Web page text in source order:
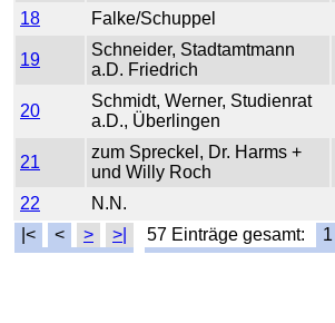
18 Falke/Schuppel
19
Schneider, Stadtamtmann
a.D. Friedrich
20
Schmidt, Werner, Studienrat
a.D., Überlingen
21
zum Spreckel, Dr. Harms +
und Willy Roch
22 N.N.
|<
< > >| 57 Einträge gesamt: 1